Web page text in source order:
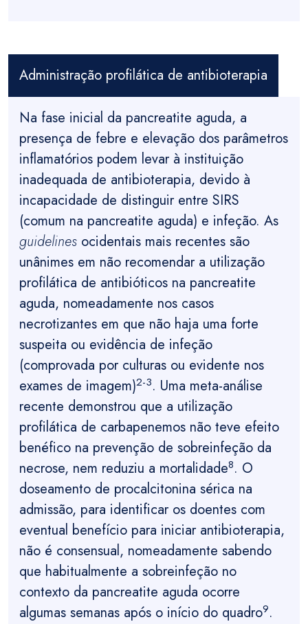
Administração profilática de antibioterapia
Na fase inicial da pancreatite aguda, a
presença de febre e elevação dos parâmetros
inflamatórios podem levar à instituição
inadequada de antibioterapia, devido à
incapacidade de distinguir entre SIRS
(comum na pancreatite aguda) e infeção. As
guidelines ocidentais mais recentes são
unânimes em não recomendar a utilização
profilática de antibióticos na pancreatite
aguda, nomeadamente nos casos
necrotizantes em que não haja uma forte
suspeita ou evidência de infeção
(comprovada por culturas ou evidente nos
exames de imagem)2-3. Uma meta-análise
recente demonstrou que a utilização
profilática de carbapenemos não teve efeito
benéfico na prevenção de sobreinfeção da
necrose, nem reduziu a mortalidade8. O
doseamento de procalcitonina sérica na
admissão, para identificar os doentes com
eventual benefício para iniciar antibioterapia,
não é consensual, nomeadamente sabendo
que habitualmente a sobreinfeção no
contexto da pancreatite aguda ocorre
algumas semanas após o início do quadro9.